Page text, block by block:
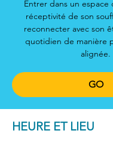
Entrer dans un espace
réceptivité de son
reconnecter avec son
quotidien de manière
alignée.
GO
HEURE ET LIEU